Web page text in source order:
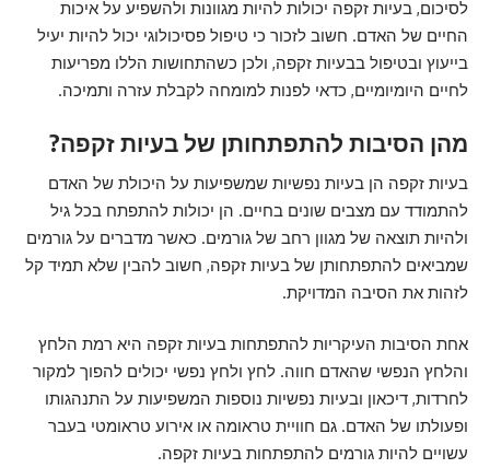
לסיכום, בעיות זקפה יכולות להיות מגוונות ולהשפיע על איכות
החיים של האדם. חשוב לזכור כי טיפול פסיכולוגי יכול להיות יעיל
בייעוץ ובטיפול בבעיות זקפה, ולכן כשהתחושות הללו מפריעות
לחיים היומיומיים, כדאי לפנות למומחה לקבלת עזרה ותמיכה.
מהן הסיבות להתפתחותן של בעיות זקפה?
בעיות זקפה הן בעיות נפשיות שמשפיעות על היכולת של האדם
להתמודד עם מצבים שונים בחיים. הן יכולות להתפתח בכל גיל
ולהיות תוצאה של מגוון רחב של גורמים. כאשר מדברים על גורמים
שמביאים להתפתחותן של בעיות זקפה, חשוב להבין שלא תמיד קל
לזהות את הסיבה המדויקת.
אחת הסיבות העיקריות להתפתחות בעיות זקפה היא רמת הלחץ
והלחץ הנפשי שהאדם חווה. לחץ ולחץ נפשי יכולים להפוך למקור
לחרדות, דיכאון ובעיות נפשיות נוספות המשפיעות על התנהגותו
ופעולתו של האדם. גם חוויית טראומה או אירוע טראומטי בעבר
עשויים להיות גורמים להתפתחות בעיות זקפה.